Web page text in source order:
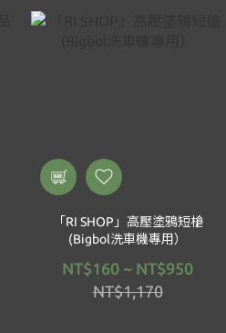
「RI SHOP」高壓塗鴉短槍
(Bigbol洗車機專用）
NT$160 ~ NT$950
NT$1,170